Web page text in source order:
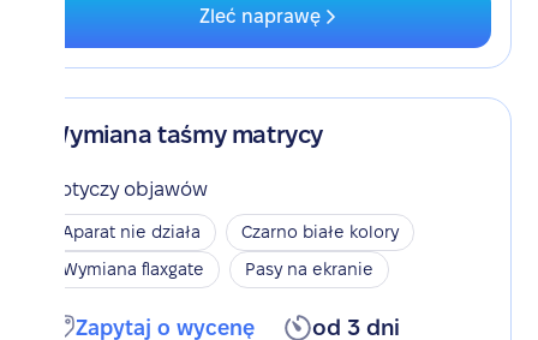
Zleć naprawę
Wymiana taśmy matrycy
Dotyczy objawów
Aparat nie działa
Czarno białe kolory
Wymiana flaxgate
Pasy na ekranie
Zapytaj o wycenę od 3 dni